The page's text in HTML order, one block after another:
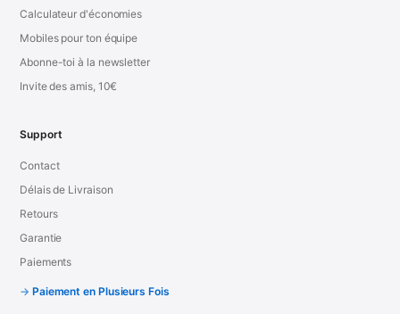
Calculateur d'économies
Mobiles pour ton équipe
Abonne-toi à la newsletter
Invite des amis, 10€
Support
Contact
Délais de Livraison
Retours
Garantie
Paiements
Paiement en Plusieurs Fois